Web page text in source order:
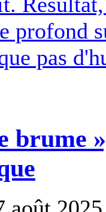
profond
pas
brume